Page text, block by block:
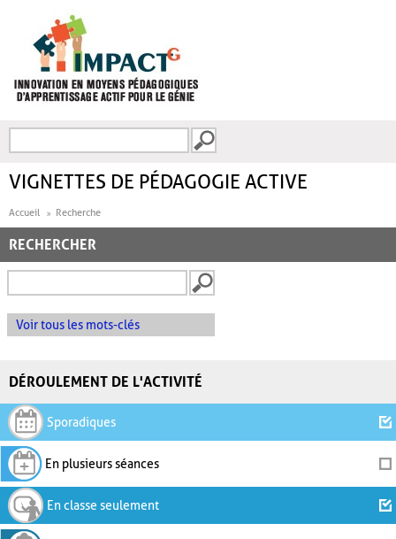
FORMULAIRE DE
VIGNETTES DE PÉDAGOGIE ACTIVE
Accueil Recherche
RECHERCHER
Voir tous les mots-clés
DÉROULEMENT DE L'ACTIVITÉ
Sporadiques
En plusieurs séances
En classe seulement